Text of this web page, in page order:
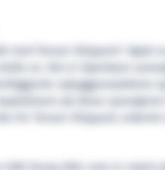
med Tersan Shipyard i løpet
av. Det er åpenbare
nybyggprosjektene
på disse synergiene
for Tersan Shipyard, rederiet